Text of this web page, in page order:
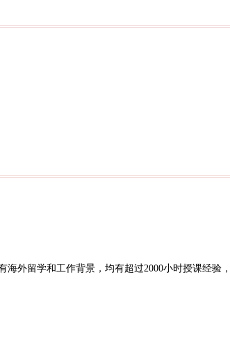
外留学和工作背景，均有超过2000小时授课经验